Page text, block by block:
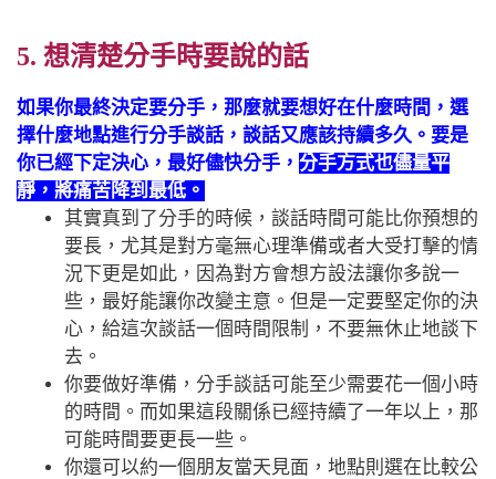
5. 想清楚分手時要說的話
如果你最終決定要分手，那麼就要想好在什麼時間，選
擇什麼地點進行分手談話，談話又應該持續多久。要是
你已經下定決心，最好儘快分手， 分手方式也儘量平
靜，將痛苦降到最低。
其實真到了分手的時候，談話時間可能比你預想的
要長，尤其是對方毫無心理準備或者大受打擊的情
況下更是如此，因為對方會想方設法讓你多說一
些，最好能讓你改變主意。但是一定要堅定你的決
心，給這次談話一個時間限制，不要無休止地談下
去。
你要做好準備，分手談話可能至少需要花一個小時
的時間。而如果這段關係已經持續了一年以上，那
可能時間要更長一些。
你還可以約一個朋友當天見面，地點則選在比較公